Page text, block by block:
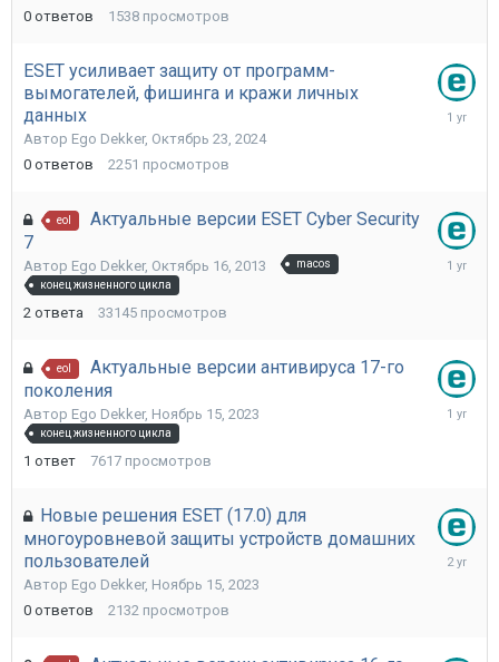
0 ответов 1538 просмотров
ESET усиливает защиту от программ-
вымогателей, фишинга и кражи личных
данных
Автор Ego Dekker, Октябрь 23, 2024
0 ответов 2251 просмотров
Октябрь
eol
Актуальные версии ESET Cyber Security
7
Автор Ego Dekker, Октябрь 16, 2013
macos
конец жизненного цикла
2 ответа 33145 просмотров
eol
Актуальные версии антивируса 17-го
поколения
Автор Ego Dekker, Ноябрь 15, 2023
конец жизненного цикла
1 ответ 7617 просмотров
Август
Новые решения ESET (17.0) для
многоуровневой защиты устройств домашних
пользователей
Автор Ego Dekker, Ноябрь 15, 2023
0 ответов 2132 просмотров
Ноябрь